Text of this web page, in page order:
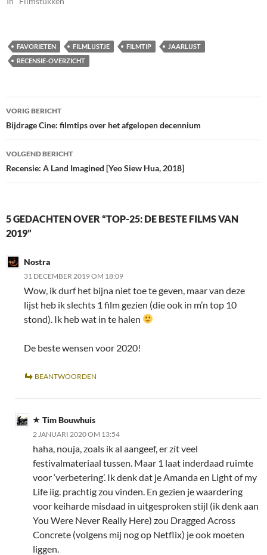
FAVORIETEN FILMLIJSTJE FILMTIP
JAARLIJST
RECENSIE-OVERZICHT
Bericht
navigatie
VORIG BERICHT
Bijdrage Cine: filmtips over het afgelopen decennium
VOLGEND BERICHT
Recensie: A Land Imagined [Yeo Siew Hua, 2018]
5 GEDACHTEN OVER “TOP-25: DE BESTE FILMS VAN
2019”
Nostra
31 DECEMBER 2019 OM 18:09
Wow, ik durf het bijna niet toe te geven, maar van deze
lijst heb ik slechts 1 film gezien (die ook in m’n top 10
stond). Ik heb wat in te halen
De beste wensen voor 2020!
BEANTWOORDEN
Tim Bouwhuis
2 JANUARI 2020 OM 13:54
haha, nouja, zoals ik al aangeef, er zít veel
festivalmateriaal tussen. Maar 1 laat inderdaad ruimte
voor ‘verbetering’. Ik denk dat je Amanda en Light of my
Life iig. prachtig zou vinden. En gezien je waardering
voor keiharde misdaad in uitgesproken stijl (ik denk aan
You Were Never Really Here) zou Dragged Across
Concrete (volgens mij nog op Netflix) je ook moeten
liggen.